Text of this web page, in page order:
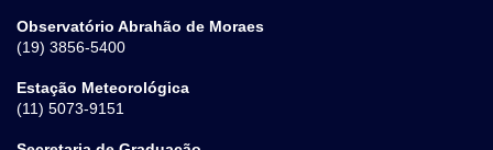
Observatório Abrahão de Moraes
(19) 3856-5400
Estação Meteorológica
(11) 5073-9151